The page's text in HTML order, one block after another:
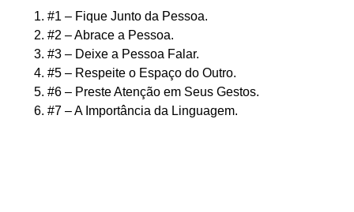
#1 – Fique Junto da Pessoa.
#2 – Abrace a Pessoa.
#3 – Deixe a Pessoa Falar.
#5 – Respeite o Espaço do Outro.
#6 – Preste Atenção em Seus Gestos.
#7 – A Importância da Linguagem.